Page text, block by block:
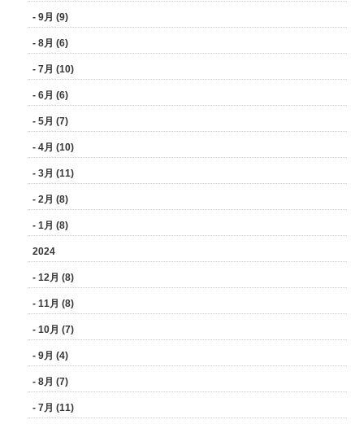
- 9月 (9)
- 8月 (6)
- 7月 (10)
- 6月 (6)
- 5月 (7)
- 4月 (10)
- 3月 (11)
- 2月 (8)
- 1月 (8)
2024
- 12月 (8)
- 11月 (8)
- 10月 (7)
- 9月 (4)
- 8月 (7)
- 7月 (11)